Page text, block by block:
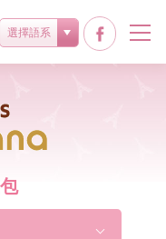
選擇語系